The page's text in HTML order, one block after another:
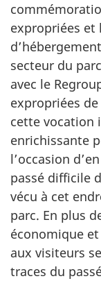
expropriées et
secteur du
avec le
expropriées
cette vocation
enrichissante
l’occasion
passé difficile
vécu à cet
parc. En plus
économique
aux visiteurs
traces du